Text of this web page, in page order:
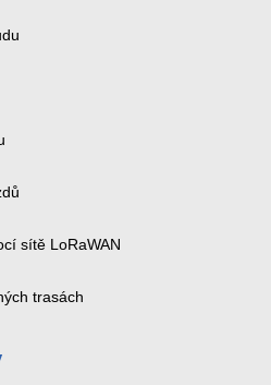
sítě LoRaWAN
trasách